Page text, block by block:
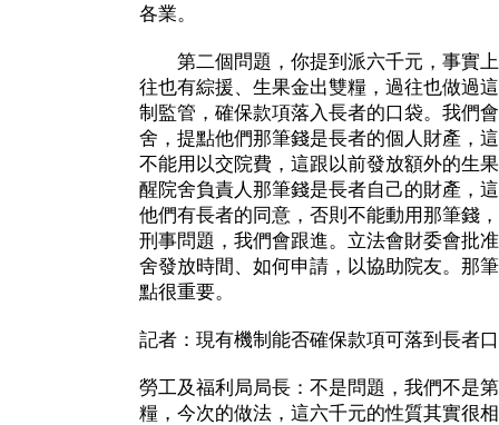
各業。
第二個問題，你提到派六千元，事實上
往也有綜援、生果金出雙糧，過往也做過
制監管，確保款項落入長者的口袋。我們
舍，提點他們那筆錢是長者的個人財產，
不能用以交院費，這跟以前發放額外的生
醒院舍負責人那筆錢是長者自己的財產，
他們有長者的同意，否則不能動用那筆錢
刑事問題，我們會跟進。立法會財委會批
舍發放時間、如何申請，以協助院友。那
點很重要。
記者：現有機制能否確保款項可落到長者
勞工及福利局局長：不是問題，我們不是
糧，今次的做法，這六千元的性質其實很